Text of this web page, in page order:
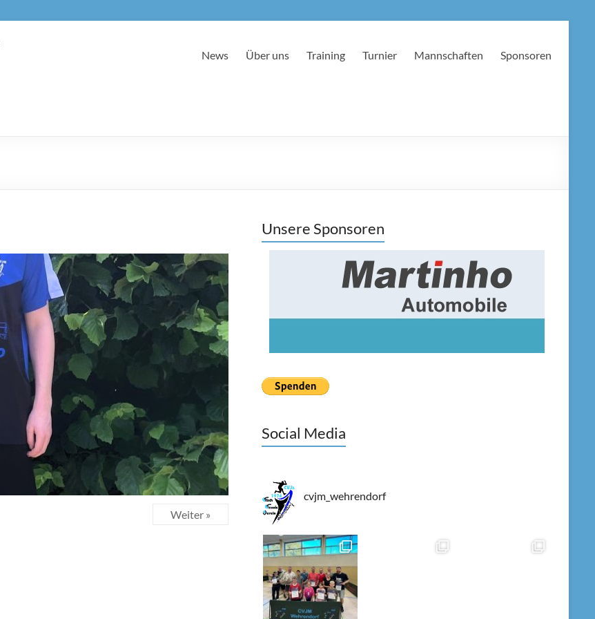
News Über uns Training Turnier Mannschaften Sponsoren
Weiter »
Unsere Sponsoren
Social Media
cvjm_wehrendorf